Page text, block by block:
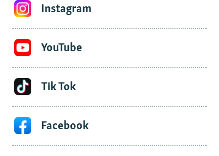
Instagram
YouTube
Tik Tok
Facebook